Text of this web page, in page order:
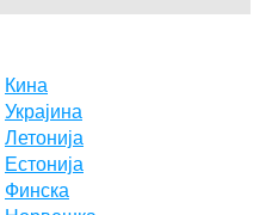
Кина
Украјина
Летонија
Естонија
Финска